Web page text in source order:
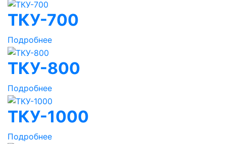
ТКУ-700
Подробнее
ТКУ-800
Подробнее
ТКУ-1000
Подробнее